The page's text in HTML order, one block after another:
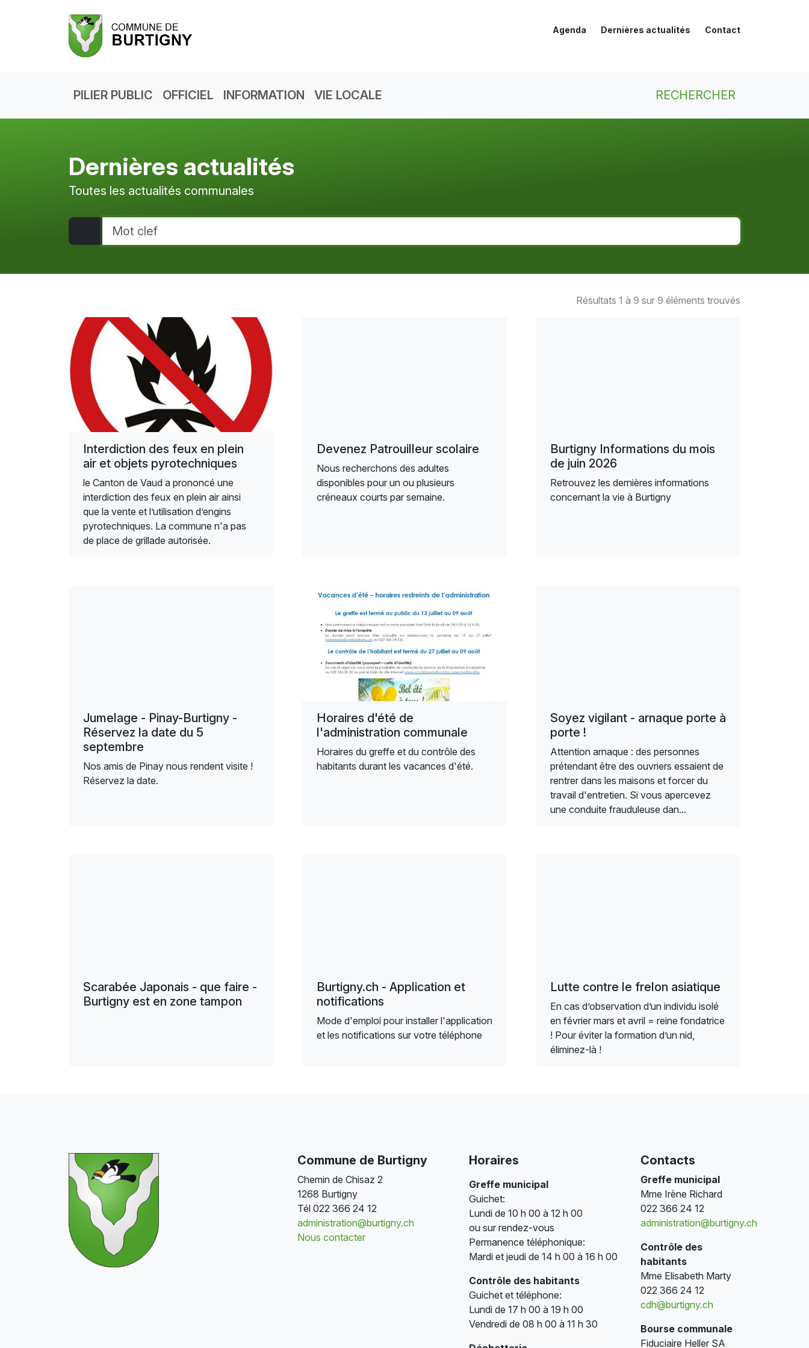
Agenda Dernières actualités Contact
PILIER PUBLIC OFFICIEL INFORMATION VIE LOCALE RECHERCHER
Dernières actualités
Toutes les actualités communales
Résultats 1 à 9 sur 9 éléments trouvés
Interdiction des feux en plein
air et objets pyrotechniques
le Canton de Vaud a prononcé une
interdiction des feux en plein air ainsi
que la vente et l’utilisation d’engins
pyrotechniques. La commune n'a pas
de place de grillade autorisée.
Devenez Patrouilleur scolaire
Nous recherchons des adultes
disponibles pour un ou plusieurs
créneaux courts par semaine.
Burtigny Informations du mois
de juin 2026
Retrouvez les dernières informations
concernant la vie à Burtigny
Jumelage - Pinay-Burtigny -
Réservez la date du 5
septembre
Nos amis de Pinay nous rendent visite !
Réservez la date.
Horaires d'été de
l'administration communale
Horaires du greffe et du contrôle des
habitants durant les vacances d'été.
Soyez vigilant - arnaque porte à
porte !
Attention arnaque : des personnes
prétendant être des ouvriers essaient de
rentrer dans les maisons et forcer du
travail d'entretien. Si vous apercevez
une conduite frauduleuse dan...
Scarabée Japonais - que faire -
Burtigny est en zone tampon
Burtigny.ch - Application et
notifications
Mode d'emploi pour installer l'application
et les notifications sur votre téléphone
Lutte contre le frelon asiatique
En cas d’observation d’un individu isolé
en février mars et avril = reine fondatrice
! Pour éviter la formation d’un nid,
éliminez-là !
Commune de Burtigny
Chemin de Chisaz 2
1268 Burtigny
Tél 022 366 24 12
administration@burtigny.ch
Nous contacter
Horaires
Greffe municipal
Guichet:
Lundi de 10 h 00 à 12 h 00
ou sur rendez-vous
Permanence téléphonique:
Mardi et jeudi de 14 h 00 à 16 h 00
Contrôle des habitants
Guichet et téléphone:
Lundi de 17 h 00 à 19 h 00
Vendredi de 08 h 00 à 11 h 30
Contacts
Greffe municipal
Mme Irène Richard
022 366 24 12
administration@burtigny.ch
Contrôle des
habitants
Mme Elisabeth Marty
022 366 24 12
cdh@burtigny.ch
Bourse communale
Fiduciaire Heller SA